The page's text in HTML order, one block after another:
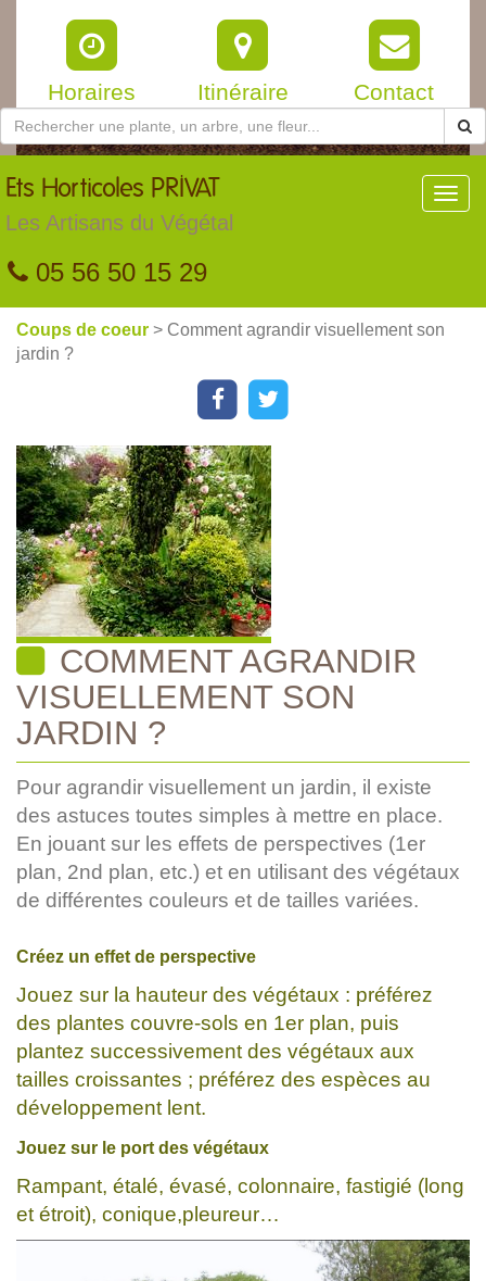
Horaires Itinéraire Contact
Ets Horticoles PRIVAT
Les Artisans du Végétal
05 56 50 15 29
Coups de coeur > Comment agrandir visuellement son
jardin ?
COMMENT AGRANDIR
VISUELLEMENT SON
JARDIN ?
Pour agrandir visuellement un jardin, il existe
des astuces toutes simples à mettre en place.
En jouant sur les effets de perspectives (1er
plan, 2nd plan, etc.) et en utilisant des végétaux
de différentes couleurs et de tailles variées.
Créez un effet de perspective
Jouez sur la hauteur des végétaux : préférez
des plantes couvre-sols en 1er plan, puis
plantez successivement des végétaux aux
tailles croissantes ; préférez des espèces au
développement lent.
Jouez sur le port des végétaux
Rampant, étalé, évasé, colonnaire, fastigié (long
et étroit), conique,pleureur…